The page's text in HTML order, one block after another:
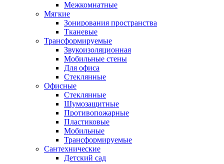
Межкомнатные
Мягкие
Зонирования пространства
Тканевые
Трансформируемые
Звукоизоляционная
Мобильные стены
Для офиса
Стеклянные
Офисные
Стеклянные
Шумозащитные
Противопожарные
Пластиковые
Мобильные
Трансформируемые
Сантехнические
Детский сад